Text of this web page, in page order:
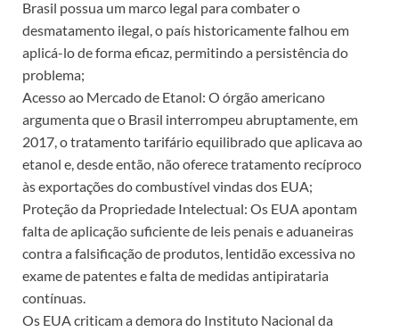
Brasil possua um marco legal para combater o
desmatamento ilegal, o país historicamente falhou em
aplicá-lo de forma eficaz, permitindo a persistência do
problema;
Acesso ao Mercado de Etanol: O órgão americano
argumenta que o Brasil interrompeu abruptamente, em
2017, o tratamento tarifário equilibrado que aplicava ao
etanol e, desde então, não oferece tratamento recíproco
às exportações do combustível vindas dos EUA;
Proteção da Propriedade Intelectual: Os EUA apontam
falta de aplicação suficiente de leis penais e aduaneiras
contra a falsificação de produtos, lentidão excessiva no
exame de patentes e falta de medidas antipirataria
contínuas.
Os EUA criticam a demora do Instituto Nacional da